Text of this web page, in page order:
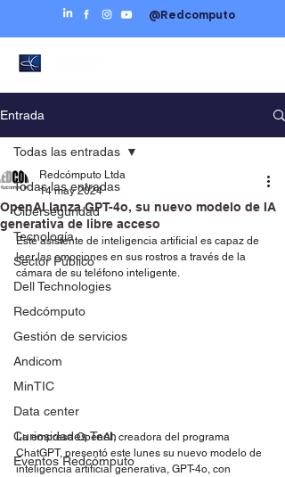
@Redcomputo
Entrada
Todas las entradas
Ciberseguridad
Tecnología
Sector Público
Dell Technologies
Redcómputo
Gestión de servicios
Andicom
MinTIC
Data center
Curiosidades Tech
Eventos Redcómputo
Todas las entradas
OpenAI lanza GPT-4o, su nuevo modelo de IA
generativa de libre acceso
Redcómputo Ltda
14 may 2024
Este asistente de inteligencia artificial es capaz de
leer las emociones en sus rostros a través de la
cámara de su teléfono inteligente.
La empresa OpenAI, creadora del programa
ChatGPT, presentó este lunes su nuevo modelo de
inteligencia artificial generativa, GPT-4o, con